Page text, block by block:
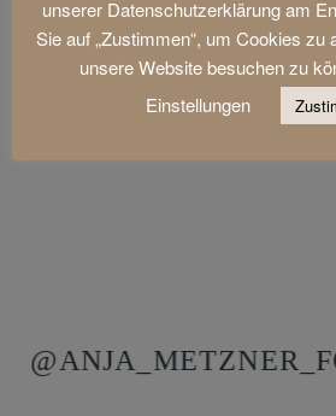
unserer Datenschutzerklärung am
Sie auf „Zustimmen“, um Cookies zu
unsere Website besuchen zu
Einstellungen